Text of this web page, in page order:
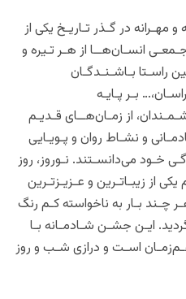
مهـرانه در گـذر تـاریـخ یکی از
انسـان‌هــا از هـر تـیره و
راسـتا بـاشـنـدگـان
بـر پـایـه
از زمـان‌هــای قـدیـم
و نشـاط روان و پـویـایی
خـود می‌دانسـتند. نـوروز، روز
از زیبـا‌تـرین و عـزیـز‌تـرین
بـار به ناخواسته کـم رنگ
ایـن جشـن شـادمـانه بـا
اسـت و درازی شـب و روز